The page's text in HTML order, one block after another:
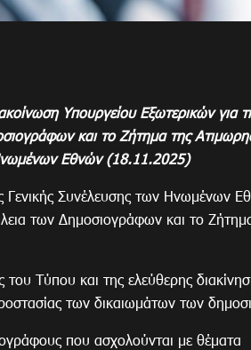
Υπουργείου Εξωτερικών για
και το Ζήτημα της
Εθνών (18.11.2025)
Γενικής Συνέλευσης των Ηνωμένων
των Δημοσιογράφων και το
Τύπου και της ελεύθερης
των δικαιωμάτων των
που ασχολούνται με θέματα